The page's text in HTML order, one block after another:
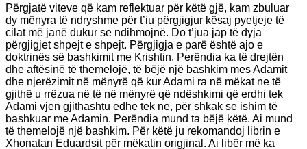
Përgjatë viteve që kam reflektuar për këtë gjë, kam zbuluar
dy mënyra të ndryshme për t’iu përgjigjur kësaj pyetjeje të
cilat më janë dukur se ndihmojnë. Do t’jua jap të dyja
përgjigjet shpejt e shpejt. Përgjigja e parë është ajo e
doktrinës së bashkimit me Krishtin. Perëndia ka të drejtën
dhe aftësinë të themelojë, të bëjë një bashkim mes Adamit
dhe njerëzimit në mënyrë që kur Adami ra në mëkat ne të
gjithë u rrëzua në të në mënyrë që ndëshkimi që erdhi tek
Adami vjen gjithashtu edhe tek ne, për shkak se ishim të
bashkuar me Adamin. Perëndia mund ta bëjë këtë. Ai mund
të themelojë një bashkim. Për këtë ju rekomandoj librin e
Xhonatan Eduardsit për mëkatin origjinal. Ai libër më ka